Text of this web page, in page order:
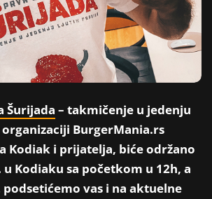
Šurijada – takmičenje u jedenju
BurgerMania.rs
Kodiak i prijatelja, biće održano
u Kodiaku sa početkom u 12h, a
vas i na aktuelne